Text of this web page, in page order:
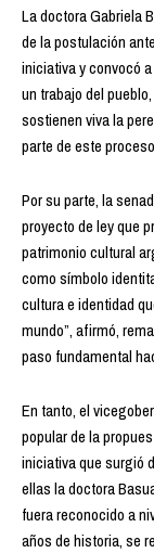
La doctora Gabriela
de la postulación
iniciativa y convocó
un trabajo del
sostienen viva la
parte de este
Por su parte, la
proyecto de ley que
patrimonio cultural
como símbolo
cultura e identidad
mundo”, afirmó,
paso fundamental
En tanto, el
popular de la
iniciativa que surgió
ellas la doctora
fuera reconocido a
años de historia, se